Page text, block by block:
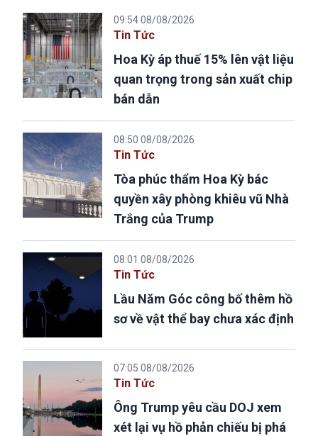
09:54 08/08/2026
Tin Tức
Hoa Kỳ áp thuế 15% lên vật liệu
quan trọng trong sản xuất chip
bán dẫn
08:50 08/08/2026
Tin Tức
Tòa phúc thẩm Hoa Kỳ bác
quyền xây phòng khiêu vũ Nhà
Trắng của Trump
08:01 08/08/2026
Tin Tức
Lầu Năm Góc công bố thêm hồ
sơ về vật thể bay chưa xác định
07:05 08/08/2026
Tin Tức
Ông Trump yêu cầu DOJ xem
xét lại vụ hồ phản chiếu bị phá